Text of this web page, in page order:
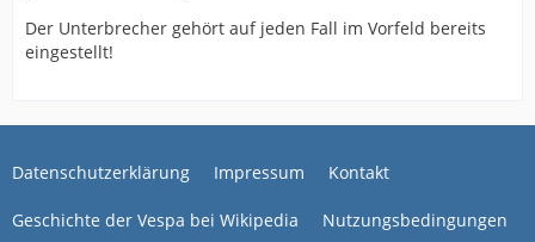
Der Unterbrecher gehört auf jeden Fall im Vorfeld bereits
eingestellt!
Datenschutzerklärung Impressum Kontakt
Geschichte der Vespa bei Wikipedia Nutzungsbedingungen